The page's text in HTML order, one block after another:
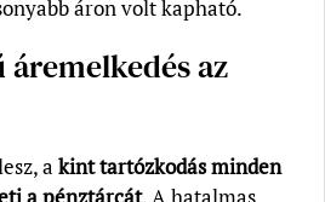
áron volt kapható.
áremelkedés az
a kint tartózkodás minden